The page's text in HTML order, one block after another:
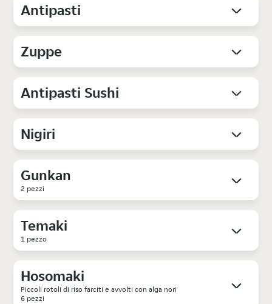
Antipasti
Zuppe
Antipasti Sushi
Nigiri
Gunkan
2 pezzi
Temaki
1 pezzo
Hosomaki
Piccoli rotoli di riso farciti e avvolti con alga nori
6 pezzi